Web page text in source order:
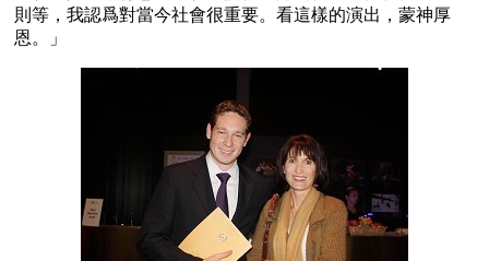
則等，我認爲對當今社會很重要。看這樣的演出，蒙神厚
恩。」